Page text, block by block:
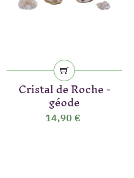
Cristal de Roche -
géode
14,90 €